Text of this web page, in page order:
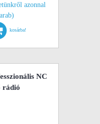
azonnal
kosárba!
NC
rádió